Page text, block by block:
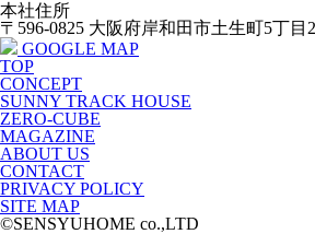
本社住所
〒596-0825 大阪府岸和田市土生町5丁目
GOOGLE MAP
TOP
CONCEPT
SUNNY TRACK HOUSE
ZERO-CUBE
MAGAZINE
ABOUT US
CONTACT
PRIVACY POLICY
SITE MAP
©SENSYUHOME co.,LTD